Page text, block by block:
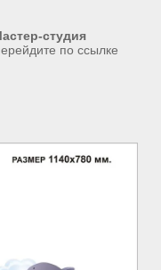
студия
по ссылке